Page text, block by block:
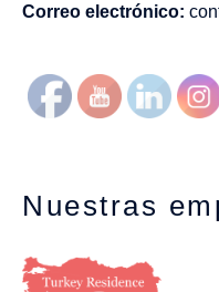
Correo electrónico:
Nuestras